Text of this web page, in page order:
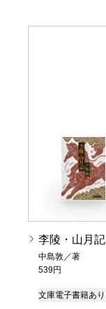
李陵・山月記
中島敦／著
539円
文庫電子書籍あり